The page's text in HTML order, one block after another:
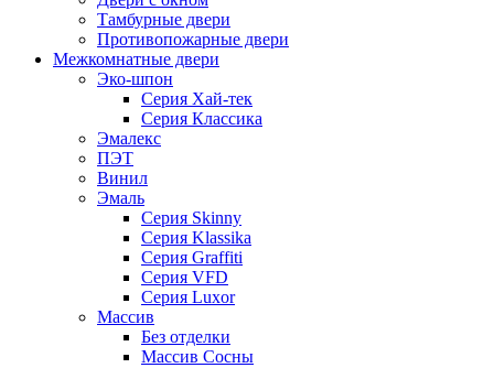
Тамбурные двери
Противопожарные двери
Межкомнатные двери
Эко-шпон
Серия Хай-тек
Серия Классика
Эмалекс
ПЭТ
Винил
Эмаль
Серия Skinny
Серия Klassika
Серия Graffiti
Серия VFD
Серия Luxor
Массив
Без отделки
Массив Сосны